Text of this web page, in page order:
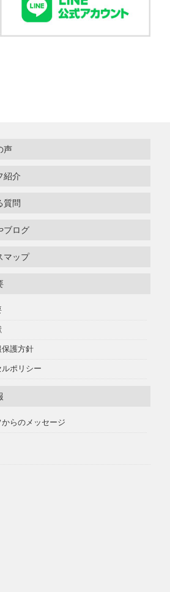
声
紹介
質問
ブログ
マップ
護方針
ルポリシー
からのメッセージ